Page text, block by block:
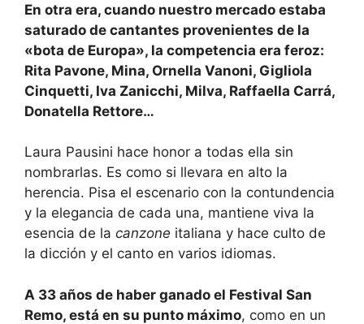
En otra era, cuando nuestro mercado estaba
saturado de cantantes provenientes de la
«bota de Europa», la competencia era feroz:
Rita Pavone, Mina, Ornella Vanoni, Gigliola
Cinquetti, Iva Zanicchi, Milva, Raffaella Carrá,
Donatella Rettore…
Laura Pausini hace honor a todas ella sin
nombrarlas. Es como si llevara en alto la
herencia. Pisa el escenario con la contundencia
y la elegancia de cada una, mantiene viva la
esencia de la canzone italiana y hace culto de
la dicción y el canto en varios idiomas.
A 33 años de haber ganado el Festival San
Remo, está en su punto máximo, como en un